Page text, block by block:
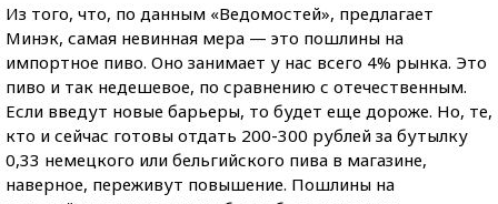
Из того, что, по данным «Ведомостей», предлагает
Минэк, самая невинная мера — это пошлины на
импортное пиво. Оно занимает у нас всего 4% рынка. Это
пиво и так недешевое, по сравнению с отечественным.
Если введут новые барьеры, то будет еще дороже. Но, те,
кто и сейчас готовы отдать 200-300 рублей за бутылку
0,33 немецкого или бельгийского пива в магазине,
наверное, переживут повышение. Пошлины на